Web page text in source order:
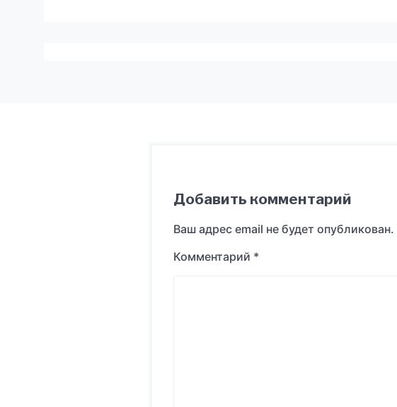
Добавить комментарий
Ваш адрес email не будет опубликован.
Комментарий *